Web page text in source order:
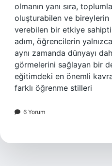
olmanın yanı sıra,
oluşturabilen ve bireylerin
verebilen bir etkiye
adım, öğrencilerin
aynı zamanda dünyayı
görmelerini sağlayan bir
eğitimdeki en önemli
farklı öğrenme stilleri
6 Yorum